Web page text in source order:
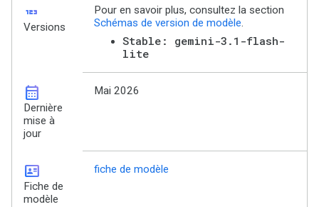
123
Versions
Pour en savoir plus, consultez la section
Schémas de version de modèle.
Stable: gemini-3.1-flash-
lite
calendar_month
Dernière
mise à
jour
Mai 2026
id_card
Fiche de
modèle
fiche de modèle